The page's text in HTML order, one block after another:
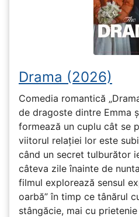
Drama (2026)
Comedia romantică
de dragoste dintre Emma
formează un cuplu cât se
viitorul relației lor este
când un secret tulburător
câteva zile înainte de
filmul explorează sensul
oarbă” în timp ce tânărul
stângăcie, mai cu